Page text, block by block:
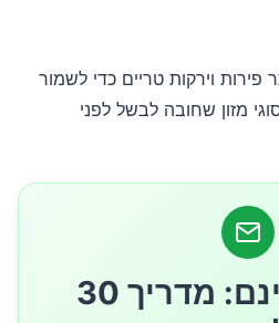
פירות וירקות טריים כדי לשמור
מזון שחובה לבשל לפני
🎁 קבלו חינם: מדריך 30